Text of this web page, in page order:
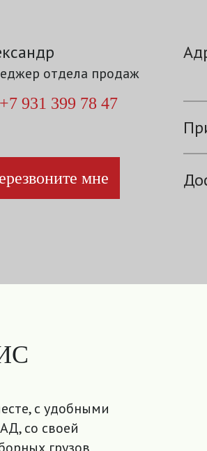
отдела продаж
+7 931 399 78 47
мне
с удобными
со своей